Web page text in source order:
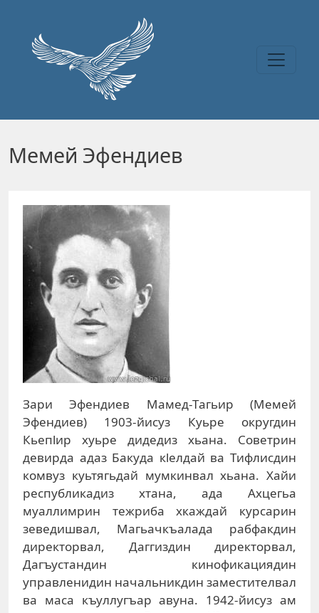
Мемей Эфендиев
Зари Эфендиев Мамед-Тагьир (Мемей
Эфендиев) 1903-йисуз Куьре округдин
Кьепlир хуьре дидедиз хьана. Советрин
девирда адаз Бакуда кlелдай ва Тифлисдин
комвуз куьтягьдай мумкинвал хьана. Хайи
республикадиз хтана, ада Ахцегьа
муаллимрин тежриба хкаждай курсарин
зеведишвал, Магьачкъалада рабфакдин
директорвал, Даггиздин директорвал,
Дагъустандин кинофикациядин
управленидин начальникдин заместителвал
ва маса къуллугъар авуна. 1942-йисуз ам